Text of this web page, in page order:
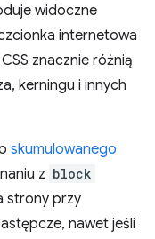
widoczne
internetowa
znacznie różnią
kerningu i innych
skumulowanego
z block
strony przy
nawet jeśli